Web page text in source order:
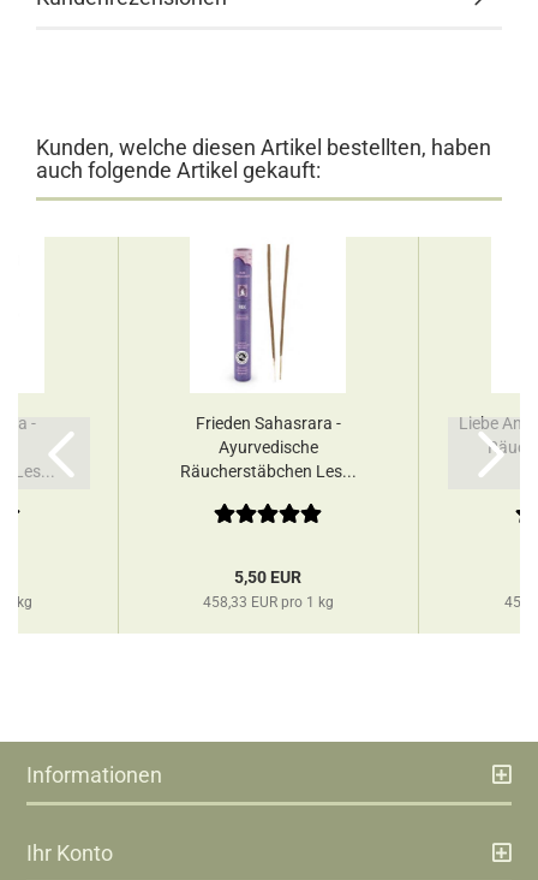
Kunden, welche diesen Artikel bestellten, haben
auch folgende Artikel gekauft:
-
Les...
1 kg
Frieden Sahasrara -
Ayurvedische
Räucherstäbchen Les...
5,50 EUR
458,33 EUR pro 1 kg
Liebe
Informationen
Ihr Konto